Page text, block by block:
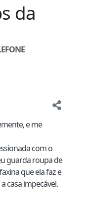
da
e me
com o
guarda roupa de
que ela faz e
casa impecável.